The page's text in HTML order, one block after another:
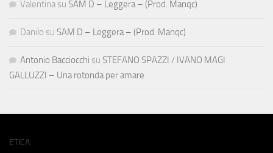
Valentina su SAM D – Leggera – (Prod. Manqc)
Danilo su SAM D – Leggera – (Prod. Manqc)
Antonio Bacciocchi su STEFANO SPAZZI / IVANO MAGI
GALLUZZI – Una rotonda per amare
ETICA